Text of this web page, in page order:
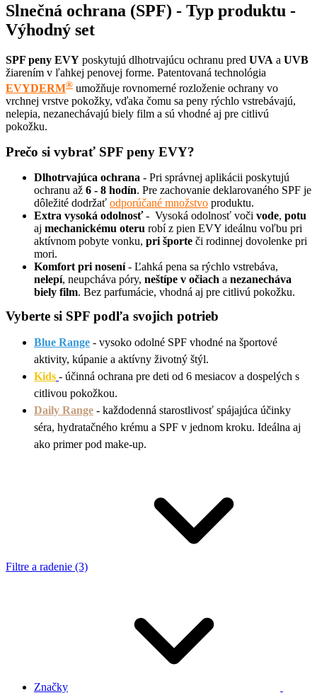
Slnečná ochrana (SPF) - Typ produktu -
Výhodný set
SPF peny EVY poskytujú dlhotrvajúcu ochranu pred UVA a UVB
žiarením v ľahkej penovej forme. Patentovaná technológia
EVYDERM® umožňuje rovnomerné rozloženie ochrany vo
vrchnej vrstve pokožky, vďaka čomu sa peny rýchlo vstrebávajú,
nelepia, nezanechávajú biely film a sú vhodné aj pre citlivú
pokožku.
Prečo si vybrať SPF peny EVY?
Dlhotrvajúca ochrana - Pri správnej aplikácii poskytujú
ochranu až 6 - 8 hodín. Pre zachovanie deklarovaného SPF je
dôležité dodržať odporúčané množstvo produktu.
Extra vysoká odolnosť- Vysoká odolnosť voči vode, potu
aj mechanickému oteru robí z pien EVY ideálnu voľbu pri
aktívnom pobyte vonku, pri športe či rodinnej dovolenke pri
mori.
Komfort pri nosení- Ľahká pena sa rýchlo vstrebáva,
nelepí, neupcháva póry, neštípe v očiach a nezanecháva
biely film. Bez parfumácie, vhodná aj pre citlivú pokožku.
Vyberte si SPF podľa svojich potrieb
Blue Range - vysoko odolné SPF vhodné na športové
aktivity, kúpanie a aktívny životný štýl.
Kids - účinná ochrana pre deti od 6 mesiacov a dospelých s
citlivou pokožkou.
Daily Range - každodenná starostlivosť spájajúca účinky
séra, hydratačného krému a SPF v jednom kroku. Ideálna aj
ako primer pod make-up.
Filtre a radenie (3)
Značky